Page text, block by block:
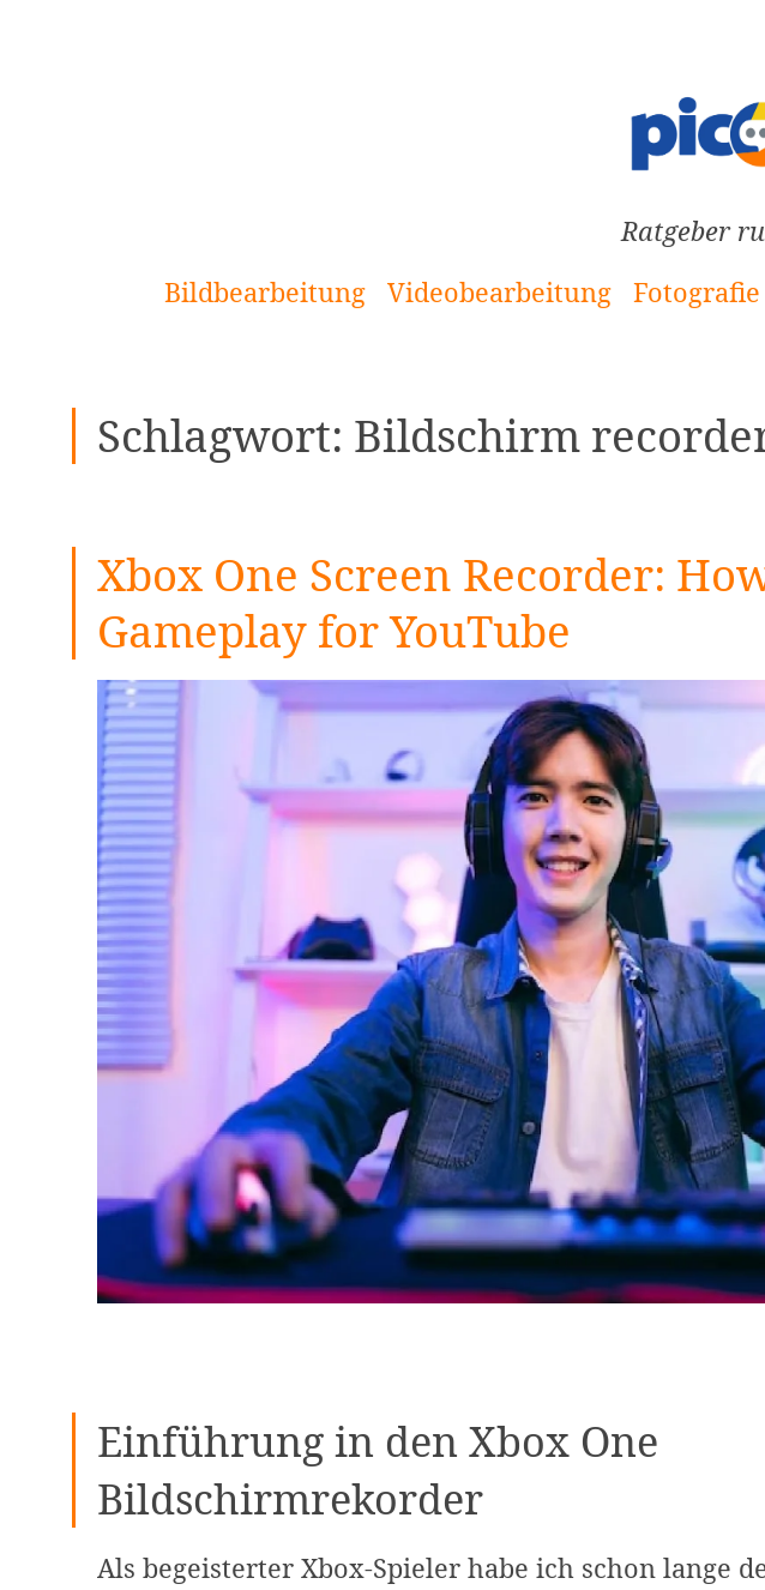
Ratgeber
Bildbearbeitung
Videobearbeitung Fotografie
Schlagwort: Bildschirm
Xbox One Screen Recorder:
Gameplay for YouTube
Einführung in den Xbox One
Bildschirmrekorder
Als begeisterter Xbox-Spieler habe ich schon lange